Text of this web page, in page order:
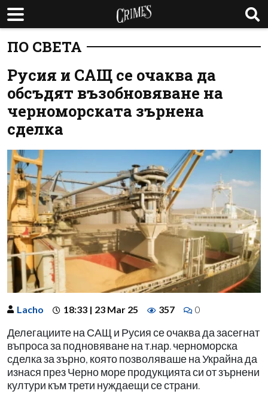
ПО СВЕТА
Русия и САЩ се очаква да
обсъдят възобновяване на
черноморската зърнена
сделка
Lacho 18:33 | 23 Mar 25 357 0
Делегациите на САЩ и Русия се очаква да засегнат
въпроса за подновяване на т.нар. черноморска
сделка за зърно, която позволяваше на Украйна да
изнася през Черно море продукцията си от зърнени
култури към трети нуждаещи се страни.